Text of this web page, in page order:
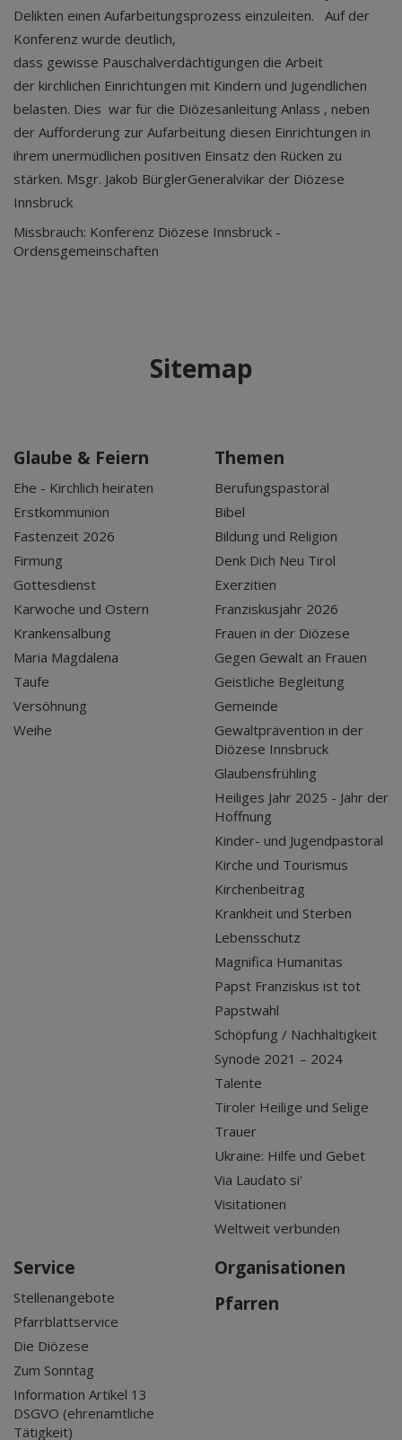
Delikten einen Aufarbeitungsprozess einzuleiten. Auf der
Konferenz wurde deutlich,
dass gewisse Pauschalverdächtigungen die Arbeit
der kirchlichen Einrichtungen mit Kindern und Jugendlichen
belasten. Dies war für die Diözesanleitung Anlass , neben
der Aufforderung zur Aufarbeitung diesen Einrichtungen in
ihrem unermüdlichen positiven Einsatz den Rücken zu
stärken. Msgr. Jakob BürglerGeneralvikar der Diözese
Innsbruck
Missbrauch: Konferenz Diözese Innsbruck -
Ordensgemeinschaften
Sitemap
Glaube & Feiern
Ehe - Kirchlich heiraten
Erstkommunion
Fastenzeit 2026
Firmung
Gottesdienst
Karwoche und Ostern
Krankensalbung
Maria Magdalena
Taufe
Versöhnung
Weihe
Themen
Berufungspastoral
Bibel
Bildung und Religion
Denk Dich Neu Tirol
Exerzitien
Franziskusjahr 2026
Frauen in der Diözese
Gegen Gewalt an Frauen
Geistliche Begleitung
Gemeinde
Gewaltprävention in der
Diözese Innsbruck
Glaubensfrühling
Heiliges Jahr 2025 - Jahr der
Hoffnung
Kinder- und Jugendpastoral
Kirche und Tourismus
Kirchenbeitrag
Krankheit und Sterben
Lebensschutz
Magnifica Humanitas
Papst Franziskus ist tot
Papstwahl
Schöpfung / Nachhaltigkeit
Synode 2021 – 2024
Talente
Tiroler Heilige und Selige
Trauer
Ukraine: Hilfe und Gebet
Via Laudato si'
Visitationen
Weltweit verbunden
Service
Stellenangebote
Pfarrblattservice
Die Diözese
Zum Sonntag
Information Artikel 13
DSGVO (ehrenamtliche
Tätigkeit)
Organisationen
Pfarren